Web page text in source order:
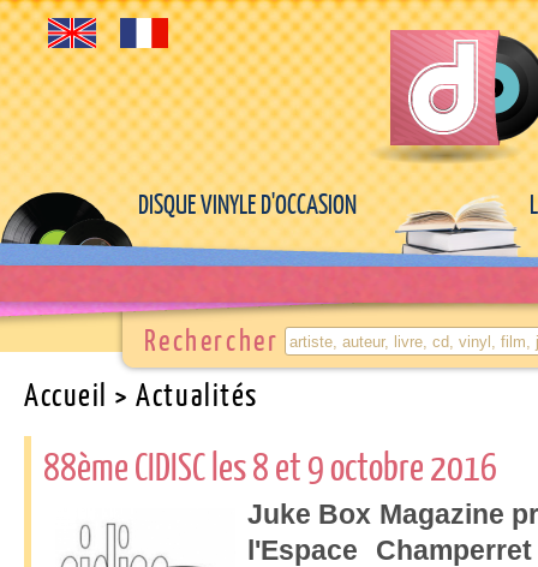
DISQUE VINYLE D'OCCASION
Rechercher
Accueil > Actualités
88ème CIDISC les 8 et 9 octobre 2016
Juke Box Magazine
l'Espace